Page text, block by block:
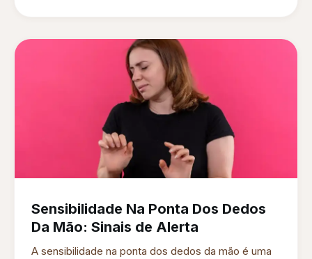
Sensibilidade Na Ponta Dos Dedos
Da Mão: Sinais de Alerta
A sensibilidade na ponta dos dedos da mão é uma